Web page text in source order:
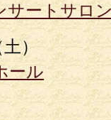
サートサロ
）
ール